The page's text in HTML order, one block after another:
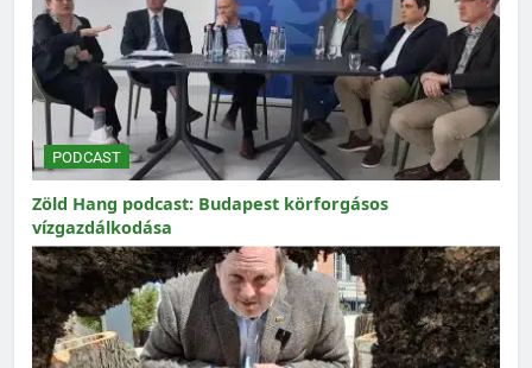
PODCAST
Zöld Hang podcast: Budapest körforgásos
vízgazdálkodása